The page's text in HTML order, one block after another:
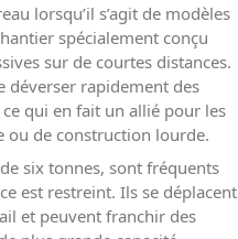
lorsqu’il s’agit de modèles
spécialement conçu
sur de courtes distances.
déverser rapidement des
qui en fait un allié pour les
ou de construction lourde.
six tonnes, sont fréquents
est restreint. Ils se déplacent
et peuvent franchir des